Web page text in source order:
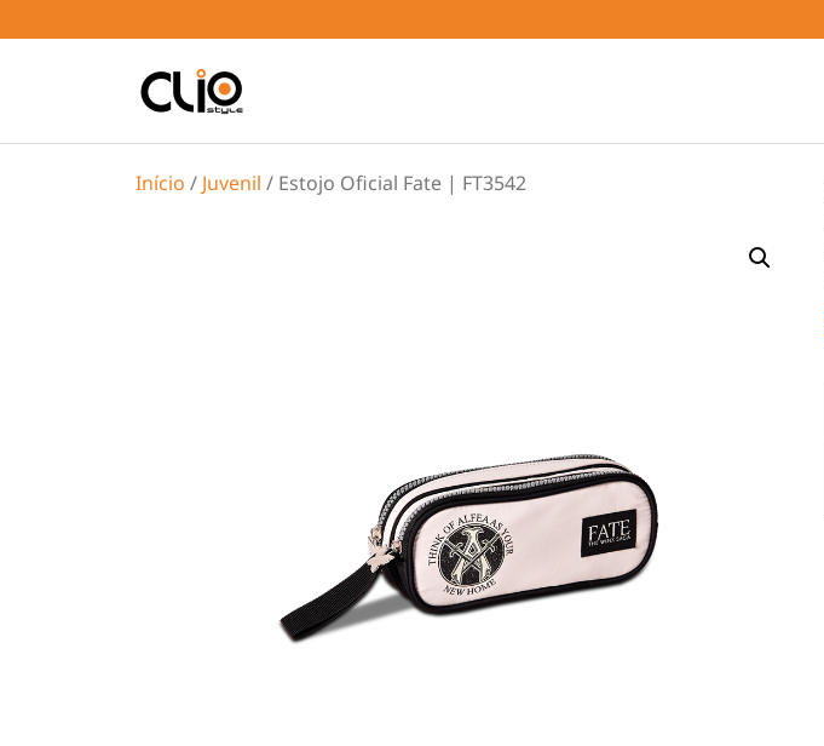
Início / Juvenil / Estojo Oficial Fate | FT3542